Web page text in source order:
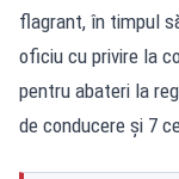
flagrant, în timpul
oficiu cu privire la
pentru abateri la
de conducere și 7